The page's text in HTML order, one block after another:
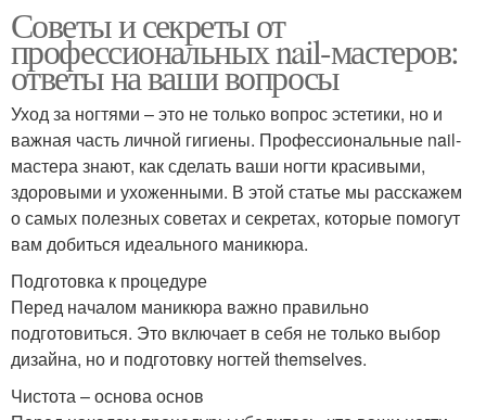
Советы и секреты от
профессиональных nail-мастеров:
ответы на ваши вопросы
Уход за ногтями – это не только вопрос эстетики, но и
важная часть личной гигиены. Профессиональные nail-
мастера знают, как сделать ваши ногти красивыми,
здоровыми и ухоженными. В этой статье мы расскажем
о самых полезных советах и секретах, которые помогут
вам добиться идеального маникюра.
Подготовка к процедуре
Перед началом маникюра важно правильно
подготовиться. Это включает в себя не только выбор
дизайна, но и подготовку ногтей themselves.
Чистота – основа основ